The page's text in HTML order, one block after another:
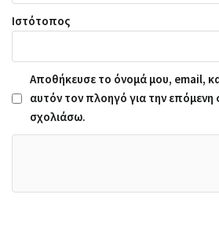
Ιστότοπος
Αποθήκευσε το όνομά μου, email,
αυτόν τον πλοηγό για την
σχολιάσω.